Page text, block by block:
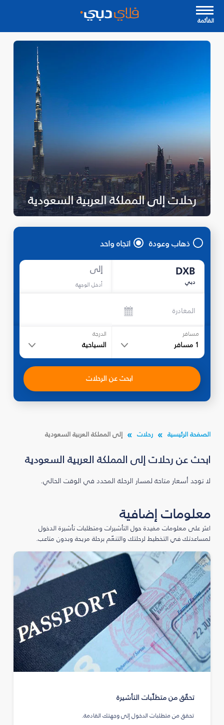
القأئمة
رحلات إلى المملكة العربية السعودية
ذهاب وعودة اتجاه واحد
DXB
دبي
إلى
أدخل الوجهة
المغادرة
مسافر
1 مسافر
الدرجة
السياحية
ابحث عن الرحلات
الصفحة الرئيسية رحلات إلى المملكة العربية السعودية
ابحث عن رحلات إلى المملكة العربية السعودية
لا توجد أسعار متاحة لمسار الرحلة المحدد في الوقت الحالي.
معلومات إضافية
اعثر على معلومات مفيدة حول التأشيرات ومتطلبات تأشيرة الدخول
لمساعدتك في التخطيط لرحلتك والتنعّم برحلة مريحة وبدون متاعب.
تحقّق من متطلّبات التأشيرة
تحقق من متطلبات الدخول إلى وجهتك القادمة.